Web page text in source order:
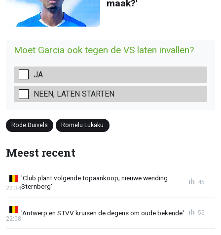
maak?'
Moet Garcia ook tegen de VS laten invallen?
JA
NEEN, LATEN STARTEN
Rode Duivels Romelu Lukaku
Meest recent
'Club plant volgende topaankoop; nieuwe wending
Sternberg'
22:34
45
'Antwerp en STVV kruisen de degens om oude bekende'
22:08
55